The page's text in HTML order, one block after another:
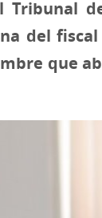
Tribunal
del
que